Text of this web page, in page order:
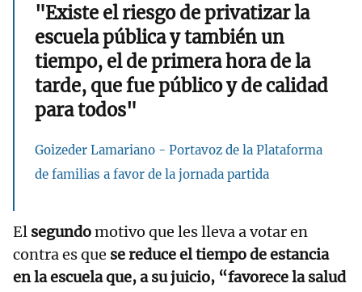
"Existe el riesgo de privatizar la
escuela pública y también un
tiempo, el de primera hora de la
tarde, que fue público y de calidad
para todos"
Goizeder Lamariano - Portavoz de la Plataforma
de familias a favor de la jornada partida
El segundomotivo que les lleva a votar en
contra es que se reduce el tiempo de estancia
en la escuela que, a su juicio, “favorece la salud